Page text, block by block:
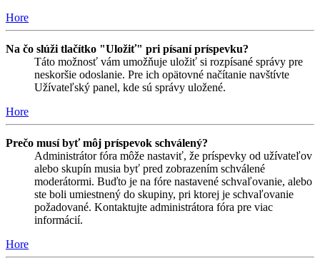
Hore
Na čo slúži tlačítko "Uložiť" pri písaní príspevku?
Táto možnosť vám umožňuje uložiť si rozpísané správy pre
neskoršie odoslanie. Pre ich opätovné načítanie navštívte
Užívateľský panel, kde sú správy uložené.
Hore
Prečo musí byť môj príspevok schválený?
Administrátor fóra môže nastaviť, že príspevky od užívateľov
alebo skupín musia byť pred zobrazením schválené
moderátormi. Buďto je na fóre nastavené schvaľovanie, alebo
ste boli umiestnený do skupiny, pri ktorej je schvaľovanie
požadované. Kontaktujte administrátora fóra pre viac
informácií.
Hore